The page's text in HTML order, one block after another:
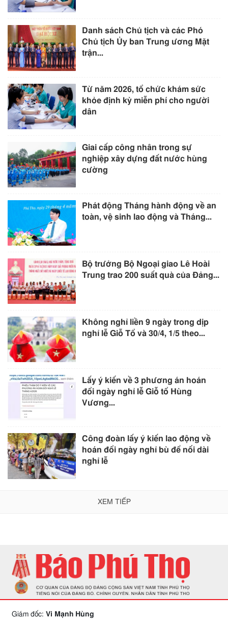
Danh sách Chủ tịch và các Phó
Chủ tịch Ủy ban Trung ương Mặt
trận...
Từ năm 2026, tổ chức khám sức
khỏe định kỳ miễn phí cho người
dân
Giai cấp công nhân trong sự
nghiệp xây dựng đất nước hùng
cường
Phát động Tháng hành động về an
toàn, vệ sinh lao động và Tháng...
Bộ trưởng Bộ Ngoại giao Lê Hoài
Trung trao 200 suất quà của Đảng...
Không nghỉ liền 9 ngày trong dịp
nghỉ lễ Giỗ Tổ và 30/4, 1/5 theo...
Lấy ý kiến về 3 phương án hoán
đổi ngày nghỉ lễ Giỗ tổ Hùng
Vương...
Công đoàn lấy ý kiến lao động về
hoán đổi ngày nghỉ bù để nối dài
nghỉ lễ
XEM TIẾP
Giám đốc: Vi Mạnh Hùng